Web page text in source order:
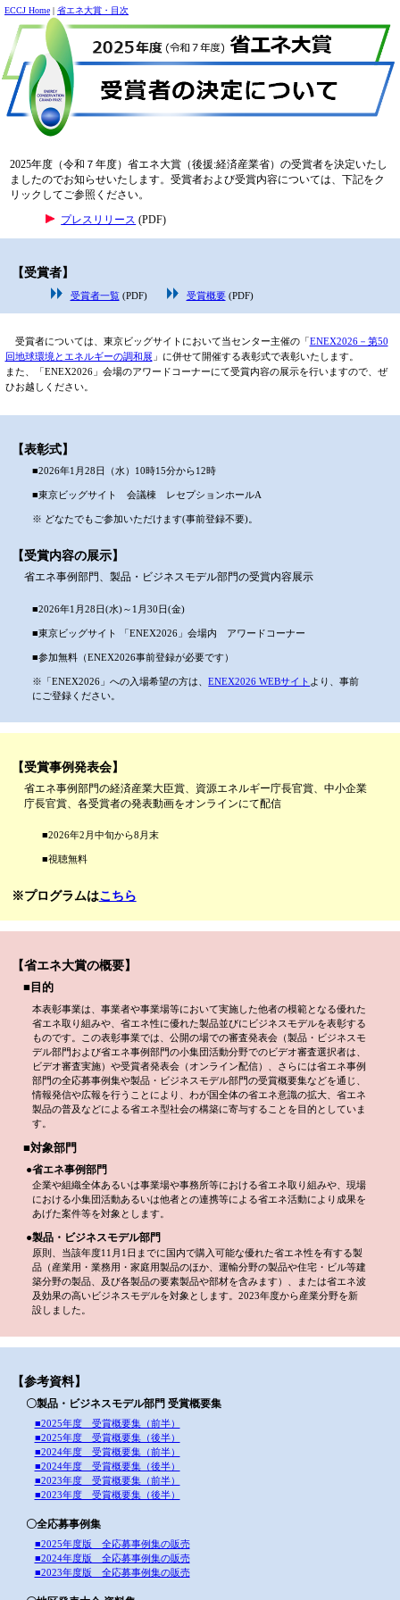
ECCJ Home | 省エネ大賞・目次
2025年度（令和７年度）省エネ大賞（後援:経済産業省）の受賞者を決定いたし
ましたのでお知らせいたします。受賞者および受賞内容については、下記をク
リックしてご参照ください。
プレスリリース (PDF)
【受賞者】
受賞者一覧(PDF) 受賞概要(PDF)
受賞者については、東京ビッグサイトにおいて当センター主催の「ENEX2026－第50
回地球環境とエネルギーの調和展 」に併せて開催する表彰式で表彰いたします。
また、「ENEX2026」会場のアワードコーナーにて受賞内容の展示を行いますので、ぜ
ひお越しください。
【表彰式】
■2026年1月28日（水）10時15分から12時
■東京ビッグサイト 会議棟 レセプションホールA
※ どなたでもご参加いただけます(事前登録不要)。
【受賞内容の展示】
省エネ事例部門、製品・ビジネスモデル部門の受賞内容展示
■2026年1月28日(水)～1月30日(金)
■東京ビッグサイト 「ENEX2026」会場内 アワードコーナー
■参加無料（ENEX2026事前登録が必要です）
※「ENEX2026」への入場希望の方は、ENEX2026 WEBサイト より、事前
にご登録ください。
【受賞事例発表会】
省エネ事例部門の経済産業大臣賞、資源エネルギー庁長官賞、中小企業
庁長官賞、各受賞者の発表動画をオンラインにて配信
■2026年2月中旬から8月末
■視聴無料
※プログラムはこちら
【省エネ大賞の概要】
■目的
本表彰事業は、事業者や事業場等において実施した他者の模範となる優れた
省エネ取り組みや、省エネ性に優れた製品並びにビジネスモデルを表彰する
ものです。この表彰事業では、公開の場での審査発表会（製品・ビジネスモ
デル部門および省エネ事例部門の小集団活動分野でのビデオ審査選択者は、
ビデオ審査実施）や受賞者発表会（オンライン配信）、さらには省エネ事例
部門の全応募事例集や製品・ビジネスモデル部門の受賞概要集などを通じ、
情報発信や広報を行うことにより、わが国全体の省エネ意識の拡大、省エネ
製品の普及などによる省エネ型社会の構築に寄与することを目的としていま
す。
■対象部門
●省エネ事例部門
企業や組織全体あるいは事業場や事務所等における省エネ取り組みや、現場
における小集団活動あるいは他者との連携等による省エネ活動により成果を
あげた案件等を対象とします。
●製品・ビジネスモデル部門
原則、当該年度11月1日までに国内で購入可能な優れた省エネ性を有する製
品（産業用・業務用・家庭用製品のほか、運輸分野の製品や住宅・ビル等建
築分野の製品、及び各製品の要素製品や部材を含みます）、または省エネ波
及効果の高いビジネスモデルを対象とします。2023年度から産業分野を新
設しました。
【参考資料】
〇製品・ビジネスモデル部門 受賞概要集
■2025年度 受賞概要集（前半）
■2025年度 受賞概要集（後半）
■2024年度 受賞概要集（前半）
■2024年度 受賞概要集（後半）
■2023年度 受賞概要集（前半）
■2023年度 受賞概要集（後半）
〇全応募事例集
■2025年度版 全応募事例集の販売
■2024年度版 全応募事例集の販売
■2023年度版 全応募事例集の販売